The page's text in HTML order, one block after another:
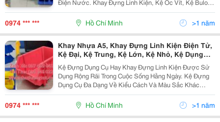
Điện Nước. Khay Đựng Linh Kiện, Kệ Ốc Vít, Kệ Bulon
Giá Rẻ, Kệ Dụng Cụ Cơ Khí, Khay Đựng Phụ Kiện Điện
Nước, Khay Nhựa . Chuyên Sản Xuất Và...
0974 *** *** Hồ Chí Minh >1 năm
Khay Nhựa A5, Khay Đựng Linh Kiện Điện Tử,
Kệ Đại, Kệ Trung, Kệ Lớn, Kệ Nhỏ, Kệ Dụng
Cụ, Kệ Đựng Ốc Vít, Khay Phụ Tùng, Kệ Nhựa,
Khay Nhựa Bít, Khay Đựng Mỹ Phẩm, Khay
Đựng Dụng Cụ Cơ Khí, Hộp Nhựa Duy Tân,
Kệ Đựng Dụng Cụ Hay Khay Đựng Linh Kiện Được Sử
Dụng Rộng Rãi Trong Cuộc Sống Hằng Ngày. Kệ Đựng
Dụng Cụ Đa Dạng Về Kiểu Cách Và Màu Sắc Khác
Nhau Phù Hợp Cho Các Nhà Kho Của Tất Cả Các
Ngành Nghề. Được Sử Dụng Để Bulong , Con Ốc, Linh
Kiện Điện...
0974 *** *** Hồ Chí Minh >1 năm